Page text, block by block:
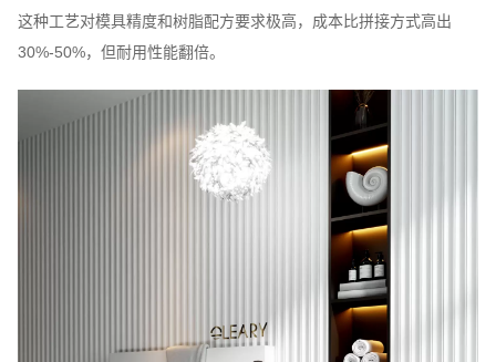
这种工艺对模具精度和树脂配方要求极高，成本比拼接方式高出
30%-50%，但耐用性能翻倍。